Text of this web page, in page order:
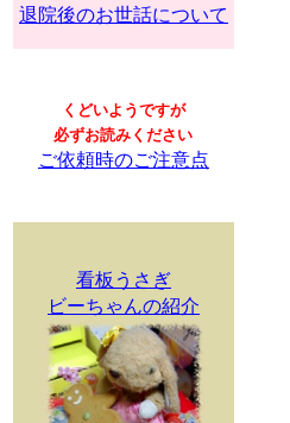
退院後のお世話について
くどいようですが
必ずお読みください
ご依頼時のご注意点
看板うさぎ
ビーちゃんの紹介